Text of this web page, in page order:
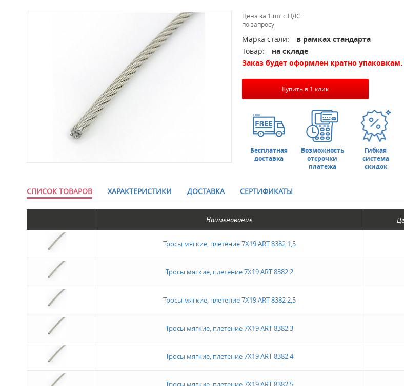
Цена за 1 шт с НДС:
по запросу
Марка стали:
в рамках стандарта
Товар:
на складе
Заказ будет оформлен кратно
Купить в 1 клик
Бесплатная
доставка
Возможность
отсрочки
платежа
Гибкая
система
скидок
СПИСОК ТОВАРОВ ХАРАКТЕРИСТИКИ ДОСТАВКА СЕРТИФИКАТЫ
Наименование
Тросы мягкие, плетение 7Х19 ART 8382 1,5
Тросы мягкие, плетение 7Х19 ART 8382 2
Тросы мягкие, плетение 7Х19 ART 8382 2,5
Тросы мягкие, плетение 7Х19 ART 8382 3
Тросы мягкие, плетение 7Х19 ART 8382 4